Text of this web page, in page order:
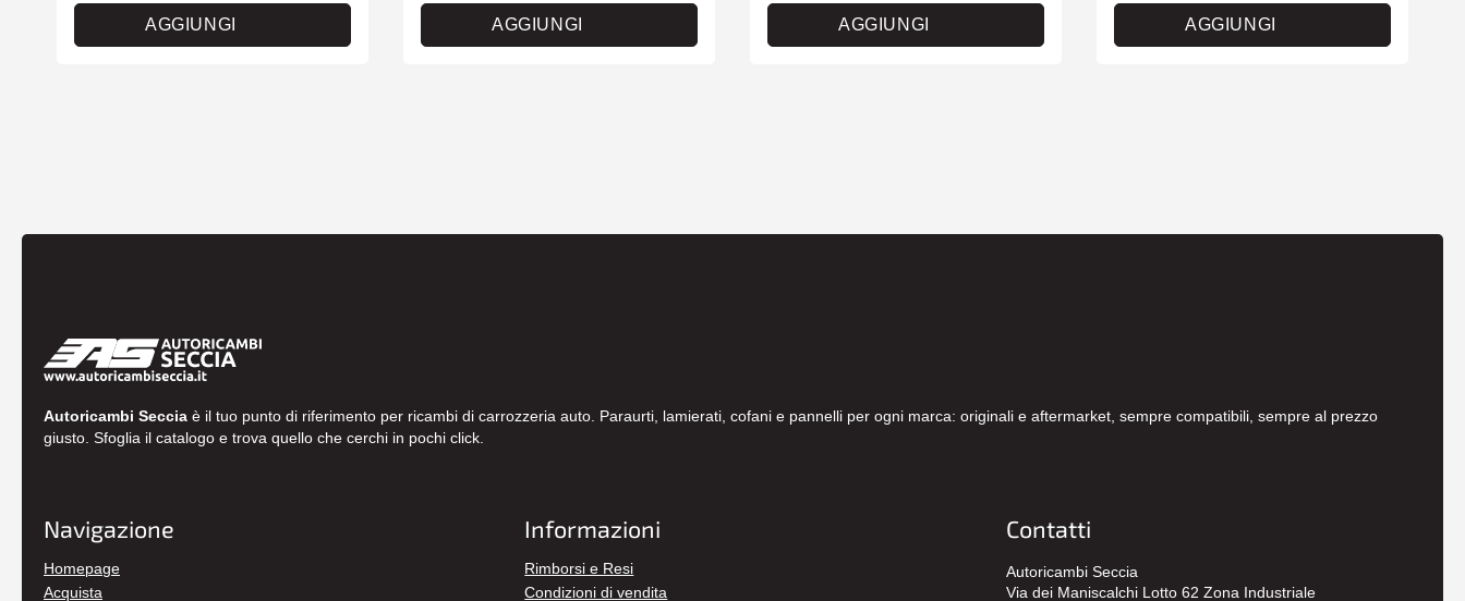
AGGIUNGI AGGIUNGI AGGIUNGI AGGIUNGI
Autoricambi Seccia è il tuo punto di riferimento per ricambi di carrozzeria auto. Paraurti, lamierati, cofani e pannelli per ogni marca: originali e aftermarket, sempre compatibili, sempre al prezzo
giusto. Sfoglia il catalogo e trova quello che cerchi in pochi click.
Navigazione
Homepage
Acquista
Informazioni
Rimborsi e Resi
Condizioni di vendita
Contatti
Autoricambi Seccia
Via dei Maniscalchi Lotto 62 Zona Industriale